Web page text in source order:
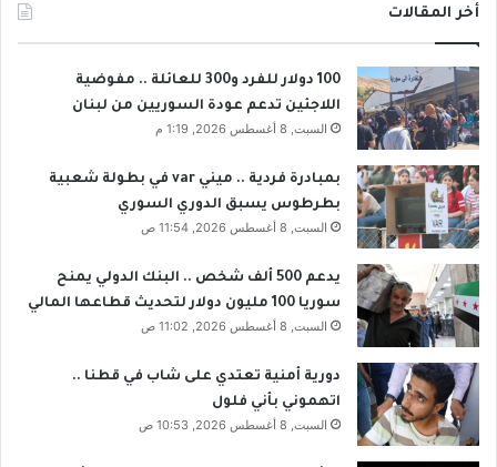
أخر المقالات
100 دولار للفرد و300 للعائلة .. مفوضية
اللاجئين تدعم عودة السوريين من لبنان
السبت, 8 أغسطس 2026, 1:19 م
بمبادرة فردية .. ميني var في بطولة شعبية
بطرطوس يسبق الدوري السوري
السبت, 8 أغسطس 2026, 11:54 ص
يدعم 500 ألف شخص .. البنك الدولي يمنح
سوريا 100 مليون دولار لتحديث قطاعها المالي
السبت, 8 أغسطس 2026, 11:02 ص
دورية أمنية تعتدي على شاب في قطنا ..
اتهموني بأني فلول
السبت, 8 أغسطس 2026, 10:53 ص